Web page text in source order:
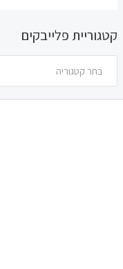
קטגוריית פלייבקים
בחר קטגוריה